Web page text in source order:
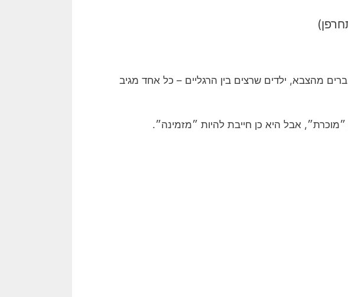
מהצבא, ילדים שרצים בין הרגליים – כל אחד מגיב
אבל היא כן חייבת להיות ״מזמינה״.